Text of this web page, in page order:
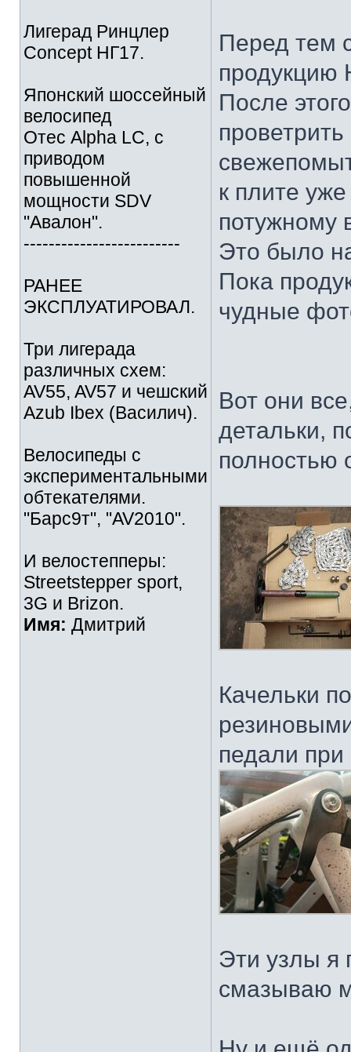
Лигерад Ринцлер
Concept НГ17.
Японский шоссейный
велосипед
Отес Alpha LC, с
приводом
повышенной
мощности SDV
"Авалон".
-------------------------
РАНЕЕ
ЭКСПЛУАТИРОВАЛ.
Три лигерада
различных схем:
AV55, AV57 и чешский
Azub Ibex (Василич).
Велосипеды с
экспериментальными
обтекателями.
"Барс9т", "AV2010".
И велостепперы:
Streetstepper sport,
3G и Brizon.
Имя: Дмитрий
Перед тем
продукцию
После
к плите
потужному
Это было
Пока
чудные
Вот они
детальки,
полностью
Качельки
педали при
Эти узлы я
смазываю